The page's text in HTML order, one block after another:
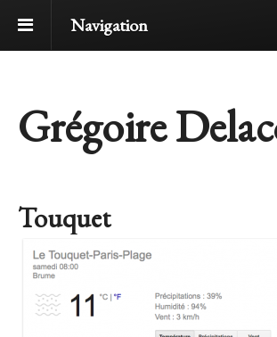
Navigation
Grégoire
Touquet